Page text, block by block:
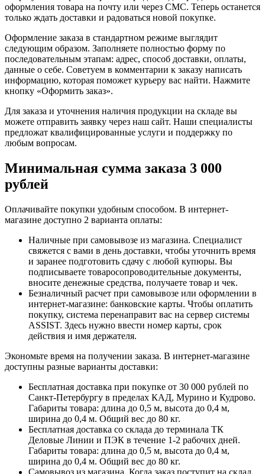
оформления товара на почту или через СМС. Теперь останется
только ждать доставки и радоваться новой покупке.
Оформление заказа в стандартном режиме выглядит
следующим образом. Заполняете полностью форму по
последовательным этапам: адрес, способ доставки, оплаты,
данные о себе. Советуем в комментарии к заказу написать
информацию, которая поможет курьеру вас найти. Нажмите
кнопку «Оформить заказ».
Для заказа и уточнения наличия продукции на складе вы
можете отправить заявку через наш сайт. Наши специалисты
предложат квалифицированные услуги и поддержку по
любым вопросам.
Минимальная сумма заказа 3 000
рублей
Оплачивайте покупки удобным способом. В интернет-
магазине доступно 2 варианта оплаты:
Наличные при самовывозе из магазина. Специалист
свяжется с вами в день доставки, чтобы уточнить время
и заранее подготовить сдачу с любой купюры. Вы
подписываете товаросопроводительные документы,
вносите денежные средства, получаете товар и чек.
Безналичный расчет при самовывозе или оформлении в
интернет-магазине: банковские карты. Чтобы оплатить
покупку, система перенаправит вас на сервер системы
ASSIST. Здесь нужно ввести номер карты, срок
действия и имя держателя.
Экономьте время на получении заказа. В интернет-магазине
доступны разные варианты доставки:
Бесплатная доставка при покупке от 30 000 рублей по
Санкт-Петербургу в пределах КАД, Мурино и Кудрово.
Габариты товара: длина до 0,5 м, высота до 0,4 м,
ширина до 0,4 м. Общий вес до 80 кг.
Бесплатная доставка со склада до терминала ТК
Деловые Линии и ПЭК в течение 1-2 рабочих дней.
Габариты товара: длина до 0,5 м, высота до 0,4 м,
ширина до 0,4 м. Общий вес до 80 кг.
Самовывоз из магазина. Когда заказ поступит на склад,